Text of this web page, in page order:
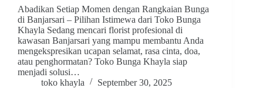
Abadikan Setiap Momen dengan Rangkaian Bunga
di Banjarsari – Pilihan Istimewa dari Toko Bunga
Khayla Sedang mencari florist profesional di
kawasan Banjarsari yang mampu membantu Anda
mengekspresikan ucapan selamat, rasa cinta, doa,
atau penghormatan? Toko Bunga Khayla siap
menjadi solusi…
toko khayla
September 30, 2025